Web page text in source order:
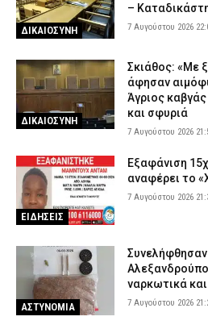
ΔΙΚΑΙΟΣΥΝΗ
–
7 Αυγούστου 2026
ΔΙΚΑΙΟΣΥΝΗ
Σκιάθος: «Με
άφησαν
Άγριος
και σφυριά
7 Αυγούστου 2026
ΕΙΔΗΣΕΙΣ
Εξαφάνιση
αναφέρει το
7 Αυγούστου 2026
ΑΣΤΥΝΟΜΙΑ
ναρκωτικά
7 Αυγούστου 2026